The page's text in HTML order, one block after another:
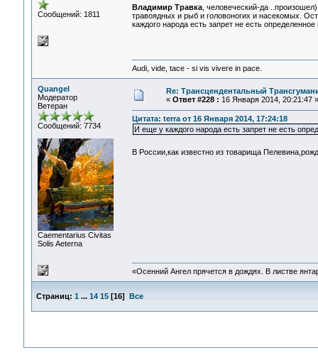
Сообщений: 1811
Владимир Травка, человеческий-да
травоядных и рыб и головоногих и насекомых.
каждого народа есть запрет не есть
Audi, vide, tace - si vis vivere in pace.
Quangel
Модератор
Ветеран
Сообщений: 7734
Сaementarius Civitas
Solis Aeterna
Re: Трансцендентальный
« Ответ #228 : 16 Января 2014, 20:21:47 »
Цитата: terra от 16 Января 2014, 17:24:18
И еще у каждого народа есть запрет не есть
В России,как известно из товарища
«Осенний Ангел прячется в дождях. В листве
Страниц: 1 ... 14 15[16] Все